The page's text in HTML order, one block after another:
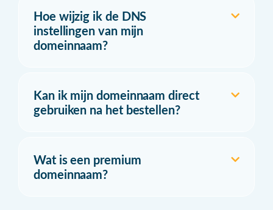
Hoe wijzig ik de DNS
instellingen van mijn
domeinnaam?
Kan ik mijn domeinnaam direct
gebruiken na het bestellen?
Wat is een premium
domeinnaam?